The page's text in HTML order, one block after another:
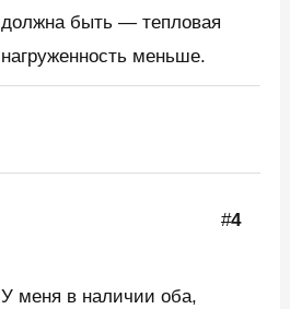
должна быть — тепловая
нагруженность меньше.
#4
У меня в наличии оба,